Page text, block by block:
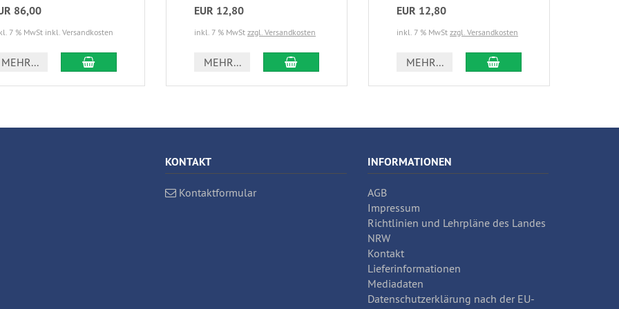
86,00
7 % MwSt inkl. Versandkosten
MEHR... IN DEN WARENKORB
EUR 12,80
inkl. 7 % MwSt zzgl. Versandkosten
MEHR... IN DEN WARENKORB
EUR 12,80
inkl. 7 % MwSt zzgl. Versandkosten
MEHR... IN DEN WARENKORB
KONTAKT
Kontaktformular
INFORMATIONEN
AGB
Impressum
Richtlinien und Lehrpläne des Landes
NRW
Kontakt
Lieferinformationen
Mediadaten
Datenschutzerklärung nach der EU-